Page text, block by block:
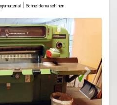
Schneidemaschinen
Next